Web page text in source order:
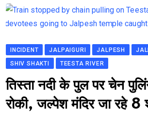
INCIDENT JALPAIGURI JALPESH
SHIV SHAKTI
TEESTA RIVER
तिस्ता नदी के पुल पर चेन
रोकी, जल्पेश मंदिर जा रहे 8